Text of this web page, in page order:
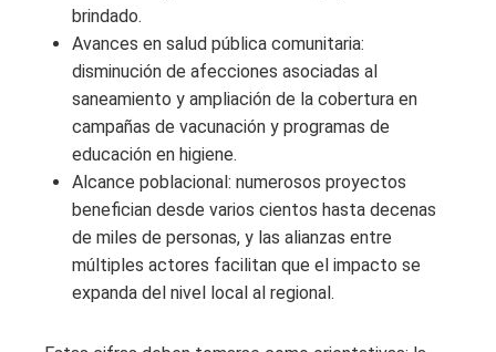
brindado.
Avances en salud pública comunitaria:
disminución de afecciones asociadas al
saneamiento y ampliación de la cobertura en
campañas de vacunación y programas de
educación en higiene.
Alcance poblacional: numerosos proyectos
benefician desde varios cientos hasta decenas
de miles de personas, y las alianzas entre
múltiples actores facilitan que el impacto se
expanda del nivel local al regional.